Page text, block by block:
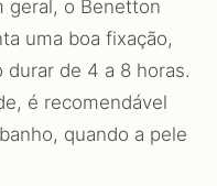
geral, o Benetton
uma boa fixação,
durar de 4 a 8 horas.
é recomendável
quando a pele